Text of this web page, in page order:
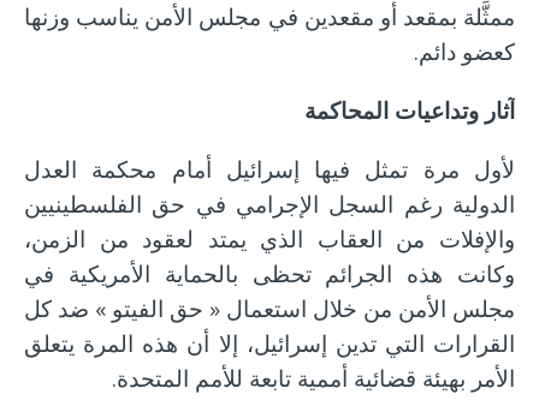
ممثَّلة بمقعد أو مقعدين في مجلس الأمن يناسب وزنها
كعضو دائم.
آثار وتداعيات المحاكمة
لأول مرة تمثل فيها إسرائيل أمام محكمة العدل
الدولية رغم السجل الإجرامي في حق الفلسطينيين
والإفلات من العقاب الذي يمتد لعقود من الزمن،
وكانت هذه الجرائم تحظى بالحماية الأمريكية في
مجلس الأمن من خلال استعمال « حق الفيتو » ضد كل
القرارات التي تدين إسرائيل، إلا أن هذه المرة يتعلق
الأمر بهيئة قضائية أممية تابعة للأمم المتحدة.